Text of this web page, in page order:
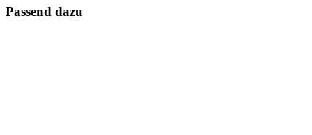
Passend dazu